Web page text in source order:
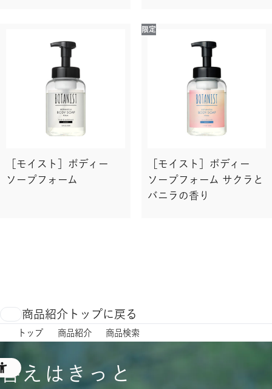
［モイスト］ボディー
ソープフォーム
限定
［モイスト］ボディー
ソープフォーム サクラと
バニラの香り
商品紹介トップに戻る
トップ 商品紹介 商品検索
答えはきっと